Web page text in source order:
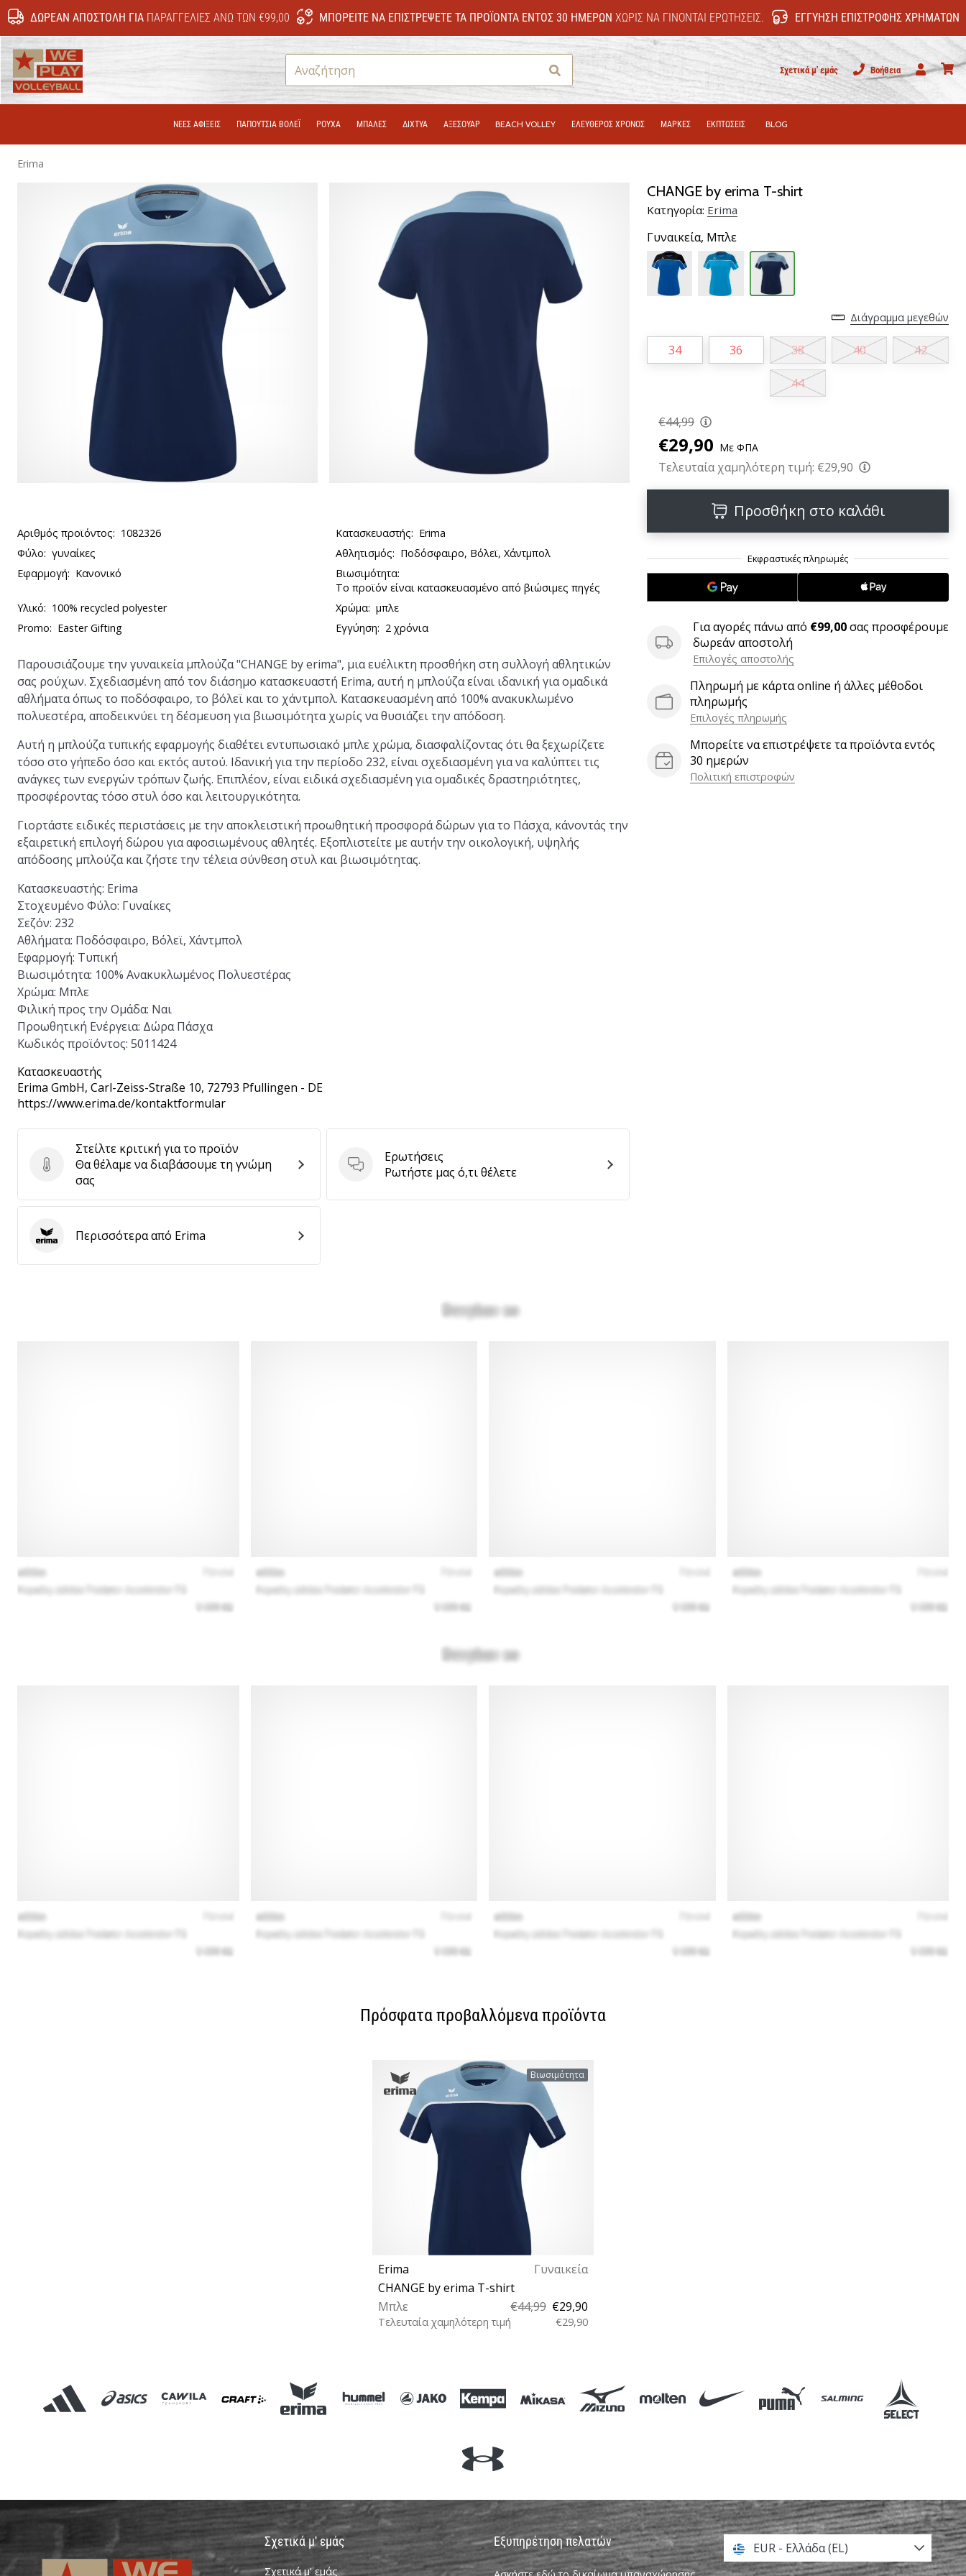
ΔΩΡΕΆΝ ΑΠΟΣΤΟΛΉ ΓΙΑΠΑΡΑΓΓΕΛΊΕΣ ΆΝΩ ΤΩΝ €99,00 ΜΠΟΡΕΊΤΕ ΝΑ ΕΠΙΣΤΡΈΨΕΤΕ ΤΑ ΠΡΟΪΌΝΤΑ ΕΝΤΌΣ 30 ΗΜΕΡΏΝ ΧΩΡΊΣ ΝΑ ΓΊΝΟΝΤΑΙ ΕΡΩΤΉΣΕΙΣ. ΕΓΓΎΗΣΗ ΕΠΙΣΤΡΟΦΉΣ ΧΡΗΜΆΤΩΝ
Αναζήτηση Σχετικά μ' εμάς
Βοήθεια
Χρήστης
ΝΕΕΣ ΑΦΙΞΕΙΣ ΠΑΠΟΎΤΣΙΑ ΒΌΛΕΪ ΡΟΎΧΑ ΜΠΑΛΕΣ ΔΊΧΤΥΑ ΑΞΕΣΟΥΑΡ BEACH VOLLEY ΕΛΕΥΘΕΡΟΣ ΧΡΟΝΟΣ ΜΑΡΚΕΣ ΕΚΠΤΩΣΕΙΣ BLOG
Erima
CHANGE by erima T-shirt
Κατηγορία: Erima
Γυναικεία, Μπλε
Διάγραμμα μεγεθών
34 36 38 40 42
44
€44,99
€29,90 Με ΦΠΑ
Τελευταία χαμηλότερη τιμή: €29,90
Προσθήκη στο καλάθι
Για αγορές πάνω από €99,00σας προσφέρουμε
δωρεάν αποστολή
Επιλογές αποστολής
Πληρωμή με κάρτα online ή άλλες μέθοδοι
πληρωμής
Επιλογές πληρωμής
Μπορείτε να επιστρέψετε τα προϊόντα εντός
30 ημερών
Πολιτική επιστροφών
Αριθμός προϊόντος: 1082326 Κατασκευαστής: Erima
Φύλο: γυναίκες Αθλητισμός: Ποδόσφαιρο, Βόλεϊ, Χάντμπολ
Εφαρμογή: Κανονικό
Βιωσιμότητα:
Το προϊόν είναι κατασκευασμένο από βιώσιμες πηγές
Υλικό: 100% recycled polyester Χρώμα: μπλε
Promo: Easter Gifting Εγγύηση: 2 χρόνια
Παρουσιάζουμε την γυναικεία μπλούζα "CHANGE by erima", μια ευέλικτη προσθήκη στη συλλογή αθλητικών
σας ρούχων. Σχεδιασμένη από τον διάσημο κατασκευαστή Erima, αυτή η μπλούζα είναι ιδανική για ομαδικά
αθλήματα όπως το ποδόσφαιρο, το βόλεϊ και το χάντμπολ. Κατασκευασμένη από 100% ανακυκλωμένο
πολυεστέρα, αποδεικνύει τη δέσμευση για βιωσιμότητα χωρίς να θυσιάζει την απόδοση.
Αυτή η μπλούζα τυπικής εφαρμογής διαθέτει εντυπωσιακό μπλε χρώμα, διασφαλίζοντας ότι θα ξεχωρίζετε
τόσο στο γήπεδο όσο και εκτός αυτού. Ιδανική για την περίοδο 232, είναι σχεδιασμένη για να καλύπτει τις
ανάγκες των ενεργών τρόπων ζωής. Επιπλέον, είναι ειδικά σχεδιασμένη για ομαδικές δραστηριότητες,
προσφέροντας τόσο στυλ όσο και λειτουργικότητα.
Γιορτάστε ειδικές περιστάσεις με την αποκλειστική προωθητική προσφορά δώρων για το Πάσχα, κάνοντάς την
εξαιρετική επιλογή δώρου για αφοσιωμένους αθλητές. Εξοπλιστείτε με αυτήν την οικολογική, υψηλής
απόδοσης μπλούζα και ζήστε την τέλεια σύνθεση στυλ και βιωσιμότητας.
Κατασκευαστής: Erima
Στοχευμένο Φύλο: Γυναίκες
Σεζόν: 232
Αθλήματα: Ποδόσφαιρο, Βόλεϊ, Χάντμπολ
Εφαρμογή: Τυπική
Βιωσιμότητα: 100% Ανακυκλωμένος Πολυεστέρας
Χρώμα: Μπλε
Φιλική προς την Ομάδα: Ναι
Προωθητική Ενέργεια: Δώρα Πάσχα
Κωδικός προϊόντος: 5011424
Κατασκευαστής
Erima GmbH, Carl-Zeiss-Straße 10, 72793 Pfullingen - DE
https://www.erima.de/kontaktformular
Στείλτε κριτική για το προϊόν
Στείλτε κριτική για το προϊόν
Θα θέλαμε να διαβάσουμε τη γνώμη
σας
Ερωτήσεις
Ερωτήσεις
Ρωτήστε μας ό,τι θέλετε
ErimaΠερισσότερα από Erima
Πρόσφατα προβαλλόμενα προϊόντα
Βιωσιμότητα
Erima
Γυναικεία
CHANGE by erima T-shirt
Μπλε
€44,99 €29,90
Τελευταία χαμηλότερη τιμή €29,90
Σχετικά μ' εμάς
Σχετικά μ' εμάς
Εξυπηρέτηση πελατών EUR - Ελλάδα (EL)